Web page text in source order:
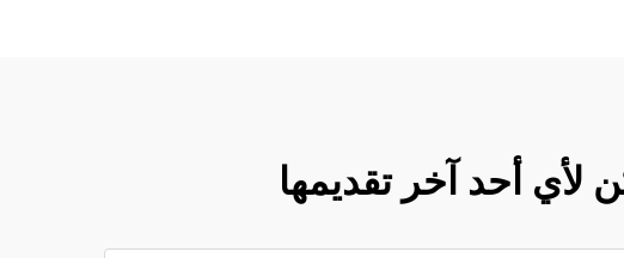
لأي أحد آخر تقديمها